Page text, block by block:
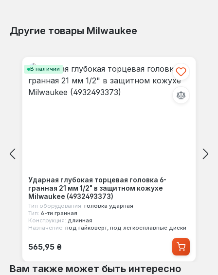
Другие товары Milwaukee
В наличии
Ударная глубокая торцевая головка 6-
гранная 21 мм 1/2" в защитном кожухе
Milwaukee (4932493373)
Тип оборудования: головка ударная
Тип: 6-ти гранная
Конструкция: длинная
Назначение: под гайковерт, под легкосплавные диски
Обычная цена:
565,95 ₴
Вам также может быть интересно